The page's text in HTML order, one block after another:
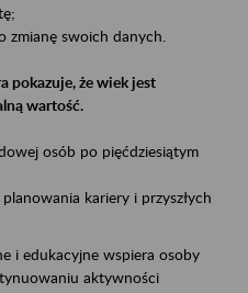
swoich danych.
pokazuje, że wiek jest
wartość.
osób po pięćdziesiątym
kariery i przyszłych
i edukacyjne wspiera osoby
aktywności